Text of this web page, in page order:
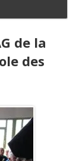
de la
des